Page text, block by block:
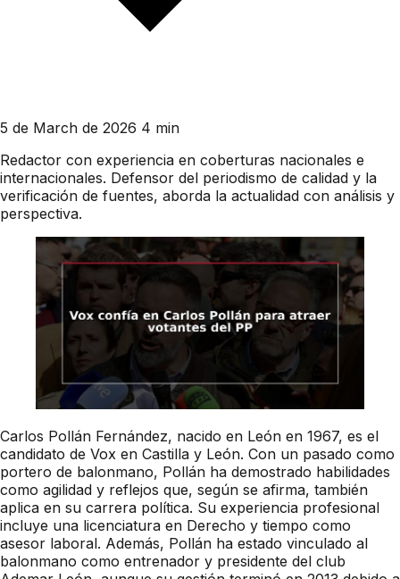
5 de March de 2026 4 min
Redactor con experiencia en coberturas nacionales e
internacionales. Defensor del periodismo de calidad y la
verificación de fuentes, aborda la actualidad con análisis y
perspectiva.
Carlos Pollán Fernández, nacido en León en 1967, es el
candidato de Vox en Castilla y León. Con un pasado como
portero de balonmano, Pollán ha demostrado habilidades
como agilidad y reflejos que, según se afirma, también
aplica en su carrera política. Su experiencia profesional
incluye una licenciatura en Derecho y tiempo como
asesor laboral. Además, Pollán ha estado vinculado al
balonmano como entrenador y presidente del club